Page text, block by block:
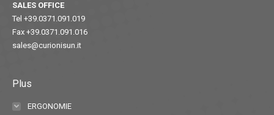
SALES OFFICE
Tel +39.0371.091.019
Fax +39.0371.091.016
sales@curionisun.it
Plus
ERGONOMIE